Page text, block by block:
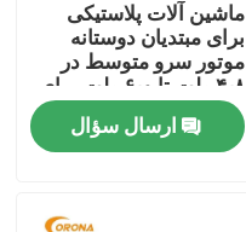
ماشین آلات پلاستیکی
برای مبتدیان دوستانه
موتور سرو متوسط در
۴٫۸ ولت تا ۶٫۰ ولت برای
رباتیک داخلی کار می کند
ارسال سؤال